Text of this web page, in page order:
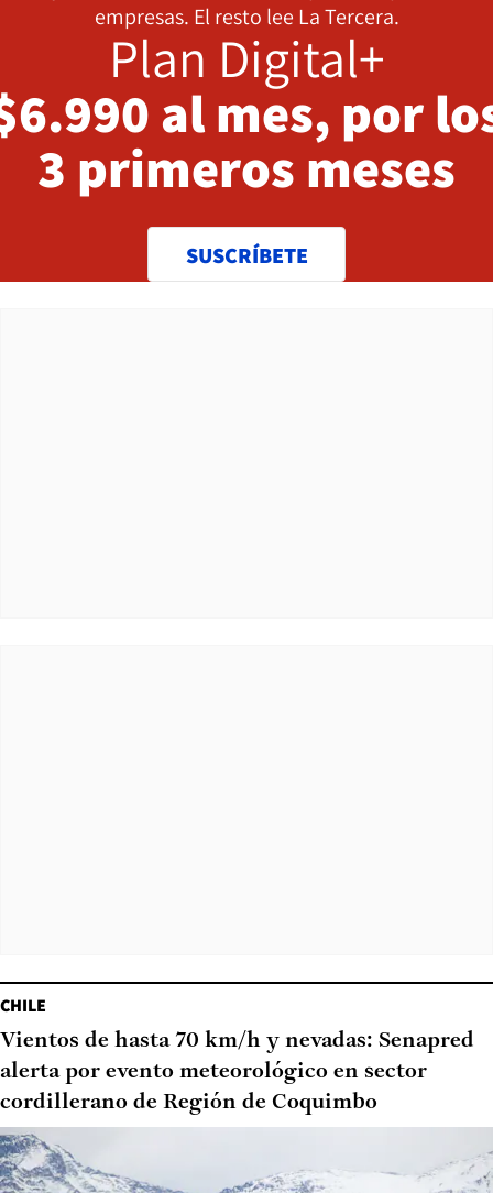
empresas. El resto lee La Tercera.
Plan Digital+
al mes, por
3 primeros meses
SUSCRÍBETE
CHILE
Vientos de hasta 70 km/h y nevadas: Senapred
alerta por evento meteorológico en sector
cordillerano de Región de Coquimbo